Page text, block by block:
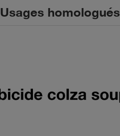
Usages homologués